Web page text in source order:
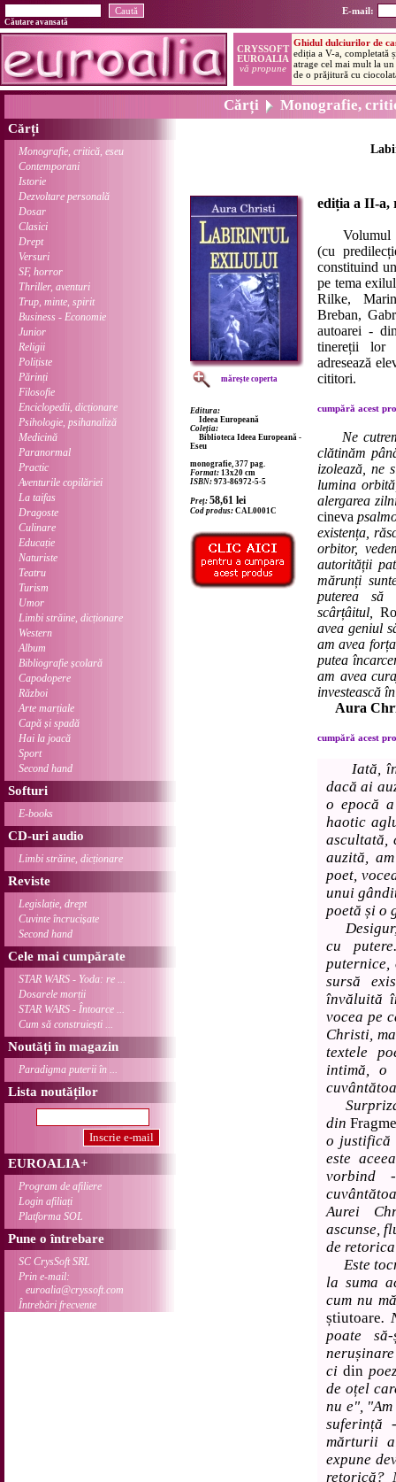
E-mail:
Căutare avansată
Cărți Monografie,
Cărți
Monografie, critică, eseu
Contemporani
Istorie
Dezvoltare personală
Dosar
Clasici
Drept
Versuri
SF, horror
Thriller, aventuri
Trup, minte, spirit
Business - Economie
Junior
Religii
Polițiste
Părinți
Filosofie
Enciclopedii, dicționare
Psihologie, psihanaliză
Medicină
Paranormal
Practic
Aventurile copilăriei
La taifas
Dragoste
Culinare
Educație
Naturiste
Teatru
Turism
Umor
Limbi străine, dicționare
Western
Album
Bibliografie școlară
Capodopere
Război
Arte marțiale
Capă și spadă
Hai la joacă
Sport
Second hand
Softuri
E-books
CD-uri audio
Limbi străine, dicționare
Reviste
Legislație, drept
Cuvinte încrucișate
Second hand
Cele mai cumpărate
STAR WARS - Yoda: re ...
Dosarele morții
STAR WARS - Întoarce ...
Cum să construiești ...
Noutăți în magazin
Paradigma puterii în ...
Lista noutăților
EUROALIA+
Program de afiliere
Login afiliați
Platforma SOL
Pune o întrebare
SC CrysSoft SRL
Prin e-mail:
euroalia@cryssoft.com
Întrebări frecvente
mărește coperta
Editura:
Ideea Europeană
Coleția:
Biblioteca Ideea Europeană -
Eseu
monografie, 377 pag.
Format: 13x20 cm
ISBN: 973-86972-5-5
Preț: 58,61 lei
Cod produs: CAL0001C
ediția a II-a,
Volumul
(cu
constituind
pe tema
Rilke,
Breban,
autoarei -
tinereții lor
adresează
cititori.
cumpără acest
Ne
clătinăm
izolează, ne
lumina
alergarea
cineva
existența,
orbitor,
autorității
mărunți
puterea să
scârțâitul,
avea geniul
am avea
putea
am avea
investească
Aura
cumpără acest
Iată,
dacă ai
o epocă
haotic
ascultată,
auzită,
poet,
unui
poetă și o
Desigur,
cu
sursă
învăluită
vocea pe
Christi,
textele
intimă, o
Surpriza
din
o justifică
este
vorbind
Aurei
ascunse,
de
Este
la suma
cum nu
știutoare.
poate
ci din
de oțel
nu e",
suferință
mărturii
expune
retorică?